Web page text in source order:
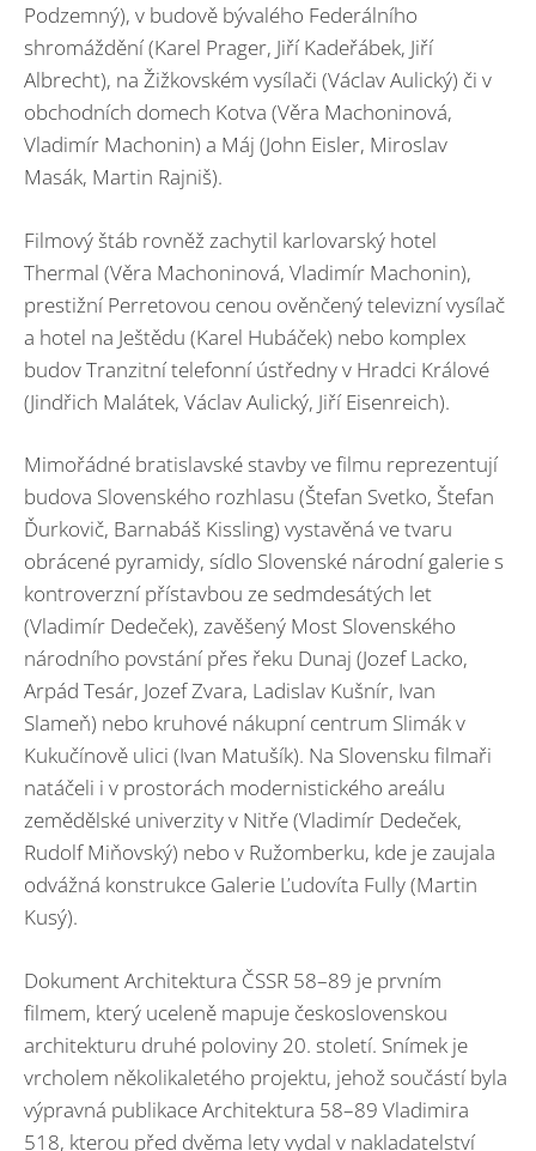
Podzemný), v budově bývalého Federálního
shromáždění (Karel Prager, Jiří Kadeřábek, Jiří
Albrecht), na Žižkovském vysílači (Václav Aulický) či v
obchodních domech Kotva (Věra Machoninová,
Vladimír Machonin) a Máj (John Eisler, Miroslav
Masák, Martin Rajniš).
Filmový štáb rovněž zachytil karlovarský hotel
Thermal (Věra Machoninová, Vladimír Machonin),
prestižní Perretovou cenou ověnčený televizní vysílač
a hotel na Ještědu (Karel Hubáček) nebo komplex
budov Tranzitní telefonní ústředny v Hradci Králové
(Jindřich Malátek, Václav Aulický, Jiří Eisenreich).
Mimořádné bratislavské stavby ve filmu reprezentují
budova Slovenského rozhlasu (Štefan Svetko, Štefan
Ďurkovič, Barnabáš Kissling) vystavěná ve tvaru
obrácené pyramidy, sídlo Slovenské národní galerie s
kontroverzní přístavbou ze sedmdesátých let
(Vladimír Dedeček), zavěšený Most Slovenského
národního povstání přes řeku Dunaj (Jozef Lacko,
Arpád Tesár, Jozef Zvara, Ladislav Kušnír, Ivan
Slameň) nebo kruhové nákupní centrum Slimák v
Kukučínově ulici (Ivan Matušík). Na Slovensku filmaři
natáčeli i v prostorách modernistického areálu
zemědělské univerzity v Nitře (Vladimír Dedeček,
Rudolf Miňovský) nebo v Ružomberku, kde je zaujala
odvážná konstrukce Galerie Ľudovíta Fully (Martin
Kusý).
Dokument Architektura ČSSR 58–89 je prvním
filmem, který uceleně mapuje československou
architekturu druhé poloviny 20. století. Snímek je
vrcholem několikaletého projektu, jehož součástí byla
výpravná publikace Architektura 58–89 Vladimira
518, kterou před dvěma lety vydal v nakladatelství